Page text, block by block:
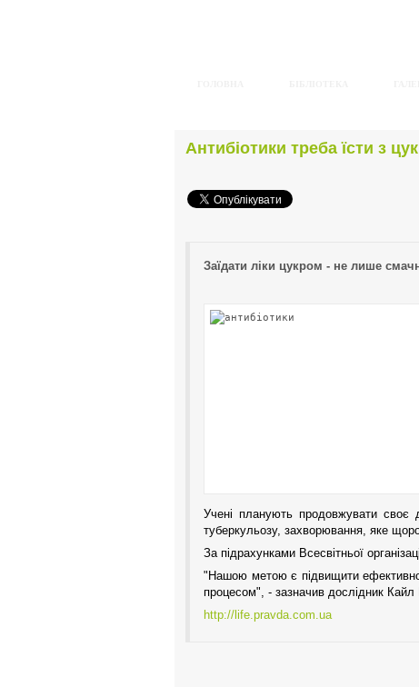
Антибіотики треба їсти з
Заїдати ліки цукром - не лише
Учені планують продовжувати своє
туберкульозу, захворювання, яке
За підрахунками Всесвітньої
"Нашою метою є підвищити
процесом", - зазначив дослідник Кайл
http://life.pravda.com.ua